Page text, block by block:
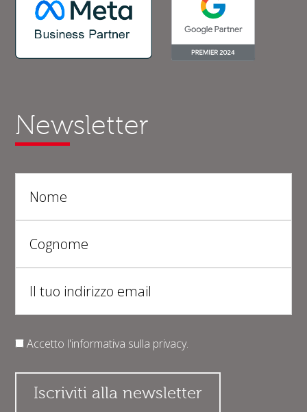
Newsletter
Accetto l'informativa sulla privacy.